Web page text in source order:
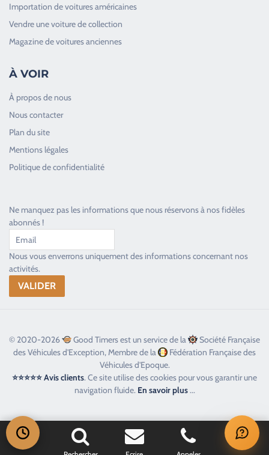
Importation de voitures américaines
Vendre une voiture de collection
Magazine de voitures anciennes
À VOIR
À propos de nous
Nous contacter
Plan du site
Mentions légales
Politique de confidentialité
Ne manquez pas les informations que nous réservons à nos fidèles
abonnés !
Nous vous enverrons uniquement des informations concernant nos
activités.
© 2020-2026 Good Timers est un service de la
Société Française
des Véhicules d'Exception, Membre de la
Fédération Française des
Véhicules d'Epoque.
⭐⭐⭐⭐⭐ Avis clients. Ce site utilise des cookies pour vous garantir une
navigation fluide. En savoir plus...
Toujours heureux d'aider les passionnés